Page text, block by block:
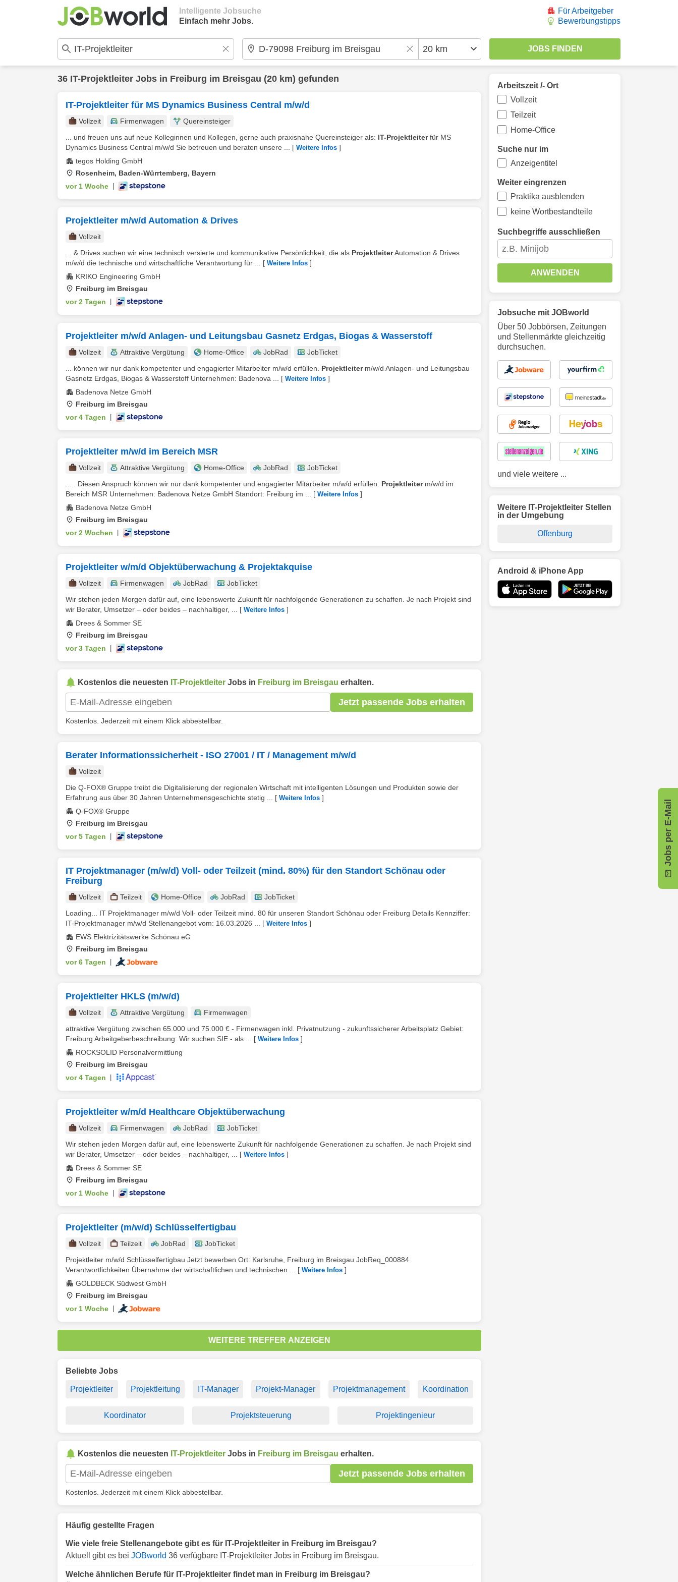
Intelligente Jobsuche
Einfach mehr Jobs.
Für Arbeitgeber
Bewerbungstipps
36 IT-Projektleiter Jobs in Freiburg im Breisgau (20 km) gefunden
IT-Projektleiter für MS Dynamics Business Central m/w/d
Vollzeit Firmenwagen
Quereinsteiger
... und freuen uns auf neue Kolleginnen und Kollegen, gerne auch praxisnahe Quereinsteiger als: IT-Projektleiterfür MS
Dynamics Business Central m/w/d Sie betreuen und beraten unsere ...
[ Weitere Infos ]
tegos Holding GmbH
Rosenheim, Baden-Würrtemberg, Bayern
vor 1 Woche
Projektleiter m/w/d Automation & Drives
Vollzeit
... & Drives suchen wir eine technisch versierte und kommunikative Persönlichkeit, die als ProjektleiterAutomation & Drives
m/w/d die technische und wirtschaftliche Verantwortung für ...
[ Weitere Infos ]
KRIKO Engineering GmbH
Freiburg im Breisgau
vor 2 Tagen
Projektleiter m/w/d Anlagen- und Leitungsbau Gasnetz Erdgas, Biogas & Wasserstoff
Vollzeit Attraktive Vergütung Home-Office JobRad
JobTicket
... können wir nur dank kompetenter und engagierter Mitarbeiter m/w/d erfüllen. Projektleiterm/w/d Anlagen- und Leitungsbau
Gasnetz Erdgas, Biogas & Wasserstoff Unternehmen: Badenova ...
[ Weitere Infos ]
Badenova Netze GmbH
Freiburg im Breisgau
vor 4 Tagen
Projektleiter m/w/d im Bereich MSR
Vollzeit Attraktive Vergütung Home-Office JobRad
JobTicket
... . Diesen Anspruch können wir nur dank kompetenter und engagierter Mitarbeiter m/w/d erfüllen. Projektleiterm/w/d im
Bereich MSR Unternehmen: Badenova Netze GmbH Standort: Freiburg im ...
[ Weitere Infos ]
Badenova Netze GmbH
Freiburg im Breisgau
vor 2 Wochen
Projektleiter w/m/d Objektüberwachung & Projektakquise
Vollzeit Firmenwagen JobRad
JobTicket
Wir stehen jeden Morgen dafür auf, eine lebenswerte Zukunft für nachfolgende Generationen zu schaffen. Je nach Projekt sind
wir Berater, Umsetzer – oder beides – nachhaltiger, ...
[ Weitere Infos ]
Drees & Sommer SE
Freiburg im Breisgau
vor 3 Tagen
Kostenlos die neuesten IT-Projektleiter Jobs in Freiburg im Breisgau erhalten.
Jetzt passende Jobs erhalten
Kostenlos. Jederzeit mit einem Klick abbestellbar.
Berater Informationssicherheit - ISO 27001 / IT / Management m/w/d
Vollzeit
Die Q-FOX® Gruppe treibt die Digitalisierung der regionalen Wirtschaft mit intelligenten Lösungen und Produkten sowie der
Erfahrung aus über 30 Jahren Unternehmensgeschichte stetig ...
[ Weitere Infos ]
Q-FOX® Gruppe
Freiburg im Breisgau
vor 5 Tagen
IT Projektmanager (m/w/d) Voll- oder Teilzeit (mind. 80%) für den Standort Schönau oder
Freiburg
Vollzeit Teilzeit Home-Office JobRad
JobTicket
Loading... IT Projektmanager m/w/d Voll- oder Teilzeit mind. 80 für unseren Standort Schönau oder Freiburg Details Kennziffer:
IT-Projektmanager m/w/d Stellenangebot vom: 16.03.2026 ...
[ Weitere Infos ]
EWS Elektrizitätswerke Schönau eG
Freiburg im Breisgau
vor 6 Tagen
Projektleiter HKLS (m/w/d)
Vollzeit Attraktive Vergütung
Firmenwagen
attraktive Vergütung zwischen 65.000 und 75.000 € - Firmenwagen inkl. Privatnutzung - zukunftssicherer Arbeitsplatz Gebiet:
Freiburg Arbeitgeberbeschreibung: Wir suchen SIE - als ...
[ Weitere Infos ]
ROCKSOLID Personalvermittlung
Freiburg im Breisgau
vor 4 Tagen
Projektleiter w/m/d Healthcare Objektüberwachung
Vollzeit Firmenwagen JobRad
JobTicket
Wir stehen jeden Morgen dafür auf, eine lebenswerte Zukunft für nachfolgende Generationen zu schaffen. Je nach Projekt sind
wir Berater, Umsetzer – oder beides – nachhaltiger, ...
[ Weitere Infos ]
Drees & Sommer SE
Freiburg im Breisgau
vor 1 Woche
Projektleiter (m/w/d) Schlüsselfertigbau
Vollzeit Teilzeit JobRad
JobTicket
Projektleiter m/w/d Schlüsselfertigbau Jetzt bewerben Ort: Karlsruhe, Freiburg im Breisgau JobReq_000884
Verantwortlichkeiten Übernahme der wirtschaftlichen und technischen ...
[ Weitere Infos ]
GOLDBECK Südwest GmbH
Freiburg im Breisgau
vor 1 Woche
WEITERE TREFFER ANZEIGEN
Beliebte Jobs
Projektleiter Projektleitung IT-Manager Projekt-Manager Projektmanagement Koordination
Koordinator Projektsteuerung Projektingenieur
Kostenlos die neuesten IT-Projektleiter Jobs in Freiburg im Breisgau erhalten.
Jetzt passende Jobs erhalten
Kostenlos. Jederzeit mit einem Klick abbestellbar.
Häufig gestellte Fragen
Wie viele freie Stellenangebote gibt es für IT-Projektleiter in Freiburg im Breisgau?
Aktuell gibt es bei JOBworld 36 verfügbare IT-Projektleiter Jobs in Freiburg im Breisgau.
Welche ähnlichen Berufe für IT-Projektleiter findet man in Freiburg im Breisgau?
Jobs per E-Mail
Arbeitszeit /- Ort
Vollzeit
Teilzeit
Home-Office
Suche nur im
Anzeigentitel
Weiter eingrenzen
Praktika ausblenden
keine Wortbestandteile
Suchbegriffe ausschließen
ANWENDEN
Jobsuche mit JOBworld
Über 50 Jobbörsen, Zeitungen
und Stellenmärkte gleichzeitig
durchsuchen.
und viele weitere ...
Weitere IT-Projektleiter Stellen
in der Umgebung
Offenburg
Android & iPhone App